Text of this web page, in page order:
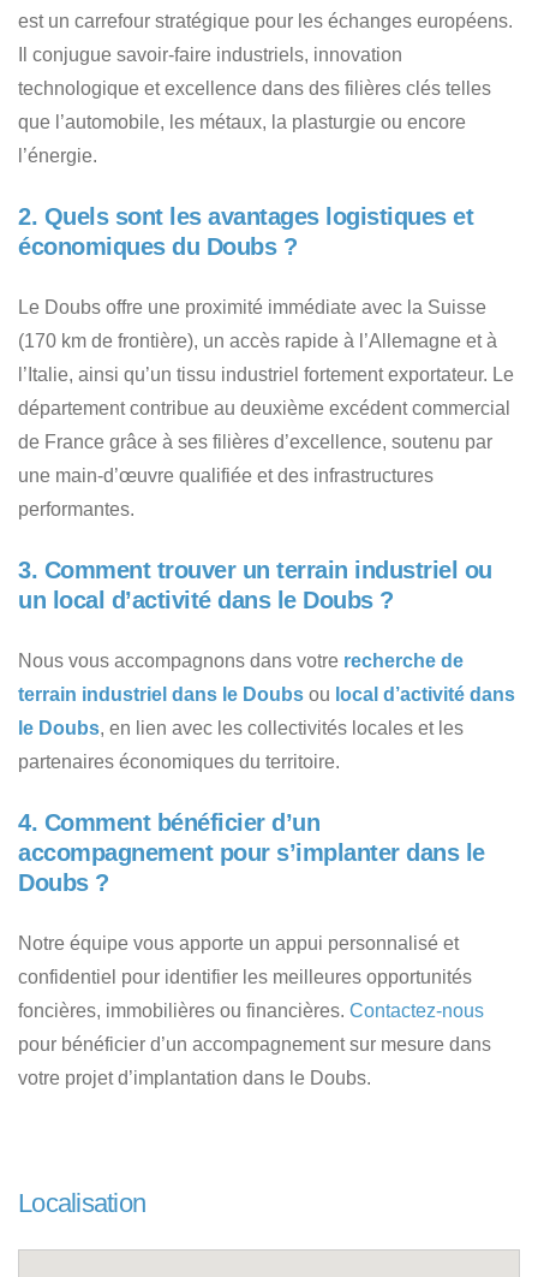
est un carrefour stratégique pour les échanges européens.
Il conjugue savoir-faire industriels, innovation
technologique et excellence dans des filières clés telles
que l’automobile, les métaux, la plasturgie ou encore
l’énergie.
2. Quels sont les avantages logistiques et
économiques du Doubs ?
Le Doubs offre une proximité immédiate avec la Suisse
(170 km de frontière), un accès rapide à l’Allemagne et à
l’Italie, ainsi qu’un tissu industriel fortement exportateur. Le
département contribue au deuxième excédent commercial
de France grâce à ses filières d’excellence, soutenu par
une main-d’œuvre qualifiée et des infrastructures
performantes.
3. Comment trouver un terrain industriel ou
un local d’activité dans le Doubs ?
Nous vous accompagnons dans votre recherche de
terrain industriel dans le Doubs ou local d’activité dans
le Doubs, en lien avec les collectivités locales et les
partenaires économiques du territoire.
4. Comment bénéficier d’un
accompagnement pour s’implanter dans le
Doubs ?
Notre équipe vous apporte un appui personnalisé et
confidentiel pour identifier les meilleures opportunités
foncières, immobilières ou financières. Contactez-nous
pour bénéficier d’un accompagnement sur mesure dans
votre projet d’implantation dans le Doubs.
Localisation